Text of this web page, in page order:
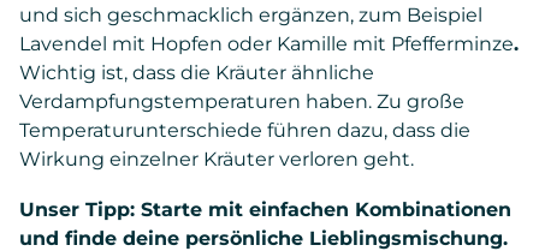
und sich geschmacklich ergänzen, zum Beispiel
Lavendel mit Hopfen oder Kamille mit Pfefferminze.
Wichtig ist, dass die Kräuter ähnliche
Verdampfungstemperaturen haben. Zu große
Temperaturunterschiede führen dazu, dass die
Wirkung einzelner Kräuter verloren geht.
Unser Tipp: Starte mit einfachen Kombinationen
und finde deine persönliche Lieblingsmischung.